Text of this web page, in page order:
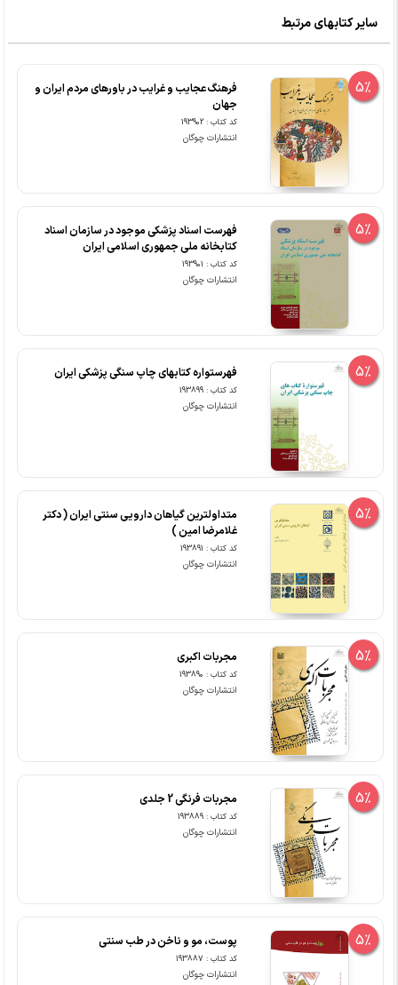
سایر کتابهای مرتبط
5%
فرهنگ عجایب و غرایب در باورهای مردم ایران و
جهان
کد کتاب : 193902
انتشارات چوگان
5%
فهرست اسناد پزشکی موجود در سازمان اسناد
کتابخانه ملی جمهوری اسلامی ایران
کد کتاب : 193901
انتشارات چوگان
5% فهرستواره کتابهای چاپ سنگی پزشکی ایران
کد کتاب : 193899
انتشارات چوگان
5%
متداولترین گیاهان دارویی سنتی ایران ( دکتر
غلامرضا امین )
کد کتاب : 193891
انتشارات چوگان
5% مجربات اکبری
کد کتاب : 193890
انتشارات چوگان
5% مجربات فرنگی 2 جلدی
کد کتاب : 193889
انتشارات چوگان
5% پوست، مو و ناخن در طب سنتی
کد کتاب : 193887
انتشارات چوگان